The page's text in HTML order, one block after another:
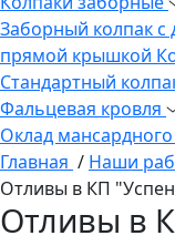
Заборный колпак
прямой крышкой
Стандартный
Фальцевая кровля
Оклад
Главная / Наши
Отливы в КП
Отливы в